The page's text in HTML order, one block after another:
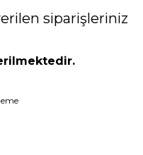
siparişleriniz